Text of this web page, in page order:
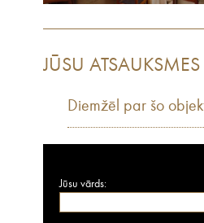
JŪSU ATSAUKSMES
Diemžēl par šo
Jūsu vārds: